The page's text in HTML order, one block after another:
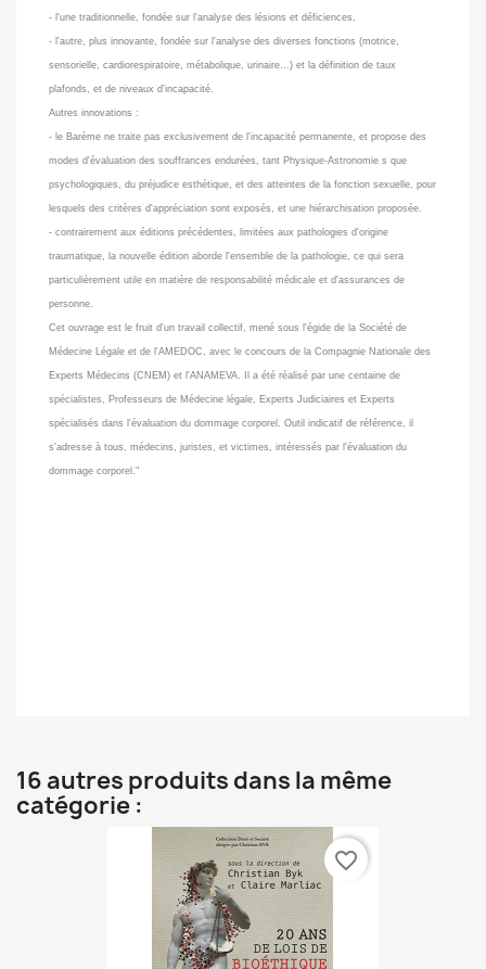
- l'une traditionnelle, fondée sur l'analyse des lésions et déficiences,
- l'autre, plus innovante, fondée sur l'analyse des diverses fonctions (motrice,
sensorielle, cardiorespiratoire, métabolique, urinaire...) et la définition de taux
plafonds, et de niveaux d'incapacité.
Autres innovations :
- le Barème ne traite pas exclusivement de l'incapacité permanente, et propose des
modes d'évaluation des souffrances endurées, tant Physique-Astronomie s que
psychologiques, du préjudice esthétique, et des atteintes de la fonction sexuelle, pour
lesquels des critères d'appréciation sont exposés, et une hiérarchisation proposée.
- contrairement aux éditions précédentes, limitées aux pathologies d'origine
traumatique, la nouvelle édition aborde l'ensemble de la pathologie, ce qui sera
particulièrement utile en matière de responsabilité médicale et d'assurances de
personne.
Cet ouvrage est le fruit d'un travail collectif, mené sous l'égide de la Société de
Médecine Légale et de l'AMEDOC, avec le concours de la Compagnie Nationale des
Experts Médecins (CNEM) et l'ANAMEVA. Il a été réalisé par une centaine de
spécialistes, Professeurs de Médecine légale, Experts Judiciaires et Experts
spécialisés dans l'évaluation du dommage corporel. Outil indicatif de référence, il
s'adresse à tous, médecins, juristes, et victimes, intéressés par l'évaluation du
dommage corporel."
16 autres produits dans la même
catégorie :
favorite_border